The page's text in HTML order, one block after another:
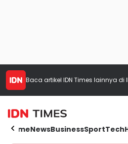
Baca artikel IDN Times lainnya di
HomeNewsBusinessSportTech